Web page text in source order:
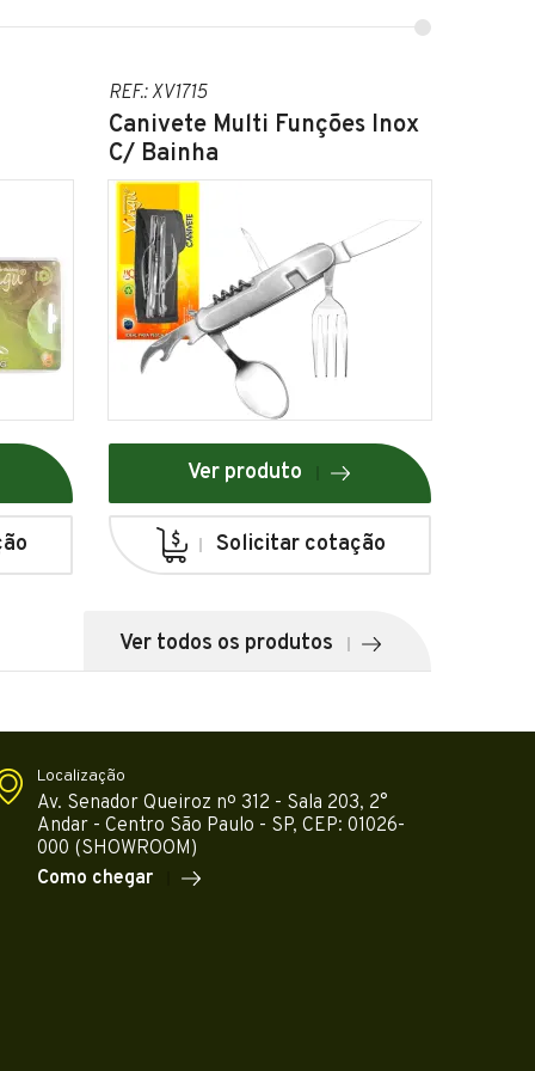
REF.: XV1715
Canivete Multi Funções Inox
C/ Bainha
Ver produto
Solicitar cotação
Ver todos os produtos
Localização
Av. Senador Queiroz nº 312 - Sala 203, 2°
Andar - Centro São Paulo - SP, CEP: 01026-
000 (SHOWROOM)
Como chegar